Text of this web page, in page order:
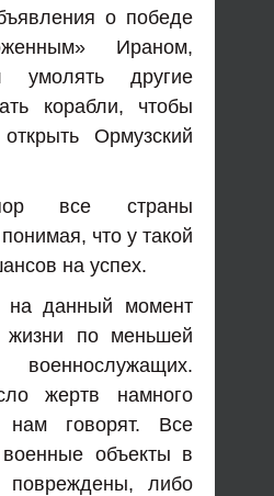
о победе
Ираном,
умолять другие
корабли, чтобы
Ормузский
все страны
что у такой
на успех.
на данный момент
жизни по меньшей
жертв намного
говорят. Все
военные объекты в
повреждены, либо